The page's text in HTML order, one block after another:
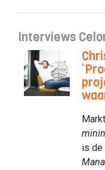
Interviews
is de